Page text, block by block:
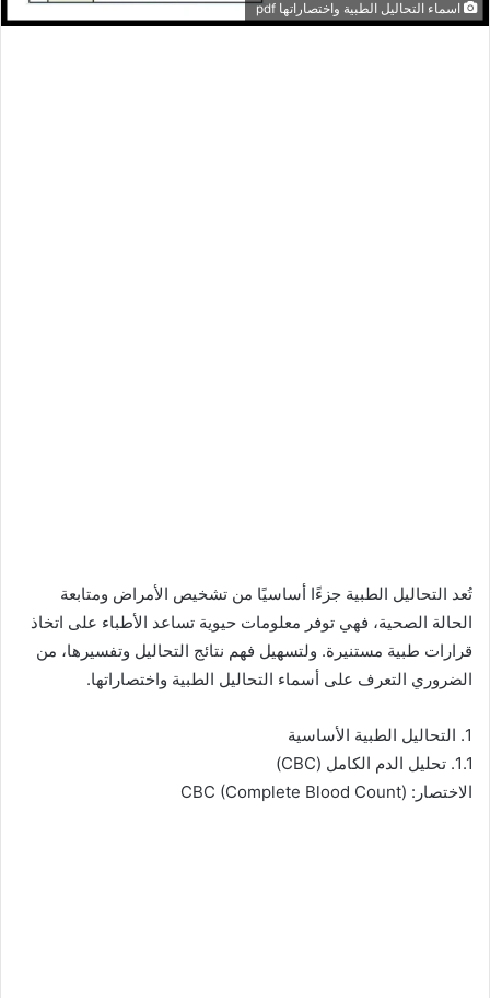
اسماء التحاليل الطبية واختصاراتها pdf
تُعد التحاليل الطبية جزءًا أساسيًا من تشخيص الأمراض ومتابعة
الحالة الصحية، فهي توفر معلومات حيوية تساعد الأطباء على اتخاذ
قرارات طبية مستنيرة. ولتسهيل فهم نتائج التحاليل وتفسيرها، من
الضروري التعرف على أسماء التحاليل الطبية واختصاراتها.
1. التحاليل الطبية الأساسية
1.1. تحليل الدم الكامل (CBC)
الاختصار: CBC (Complete Blood Count)